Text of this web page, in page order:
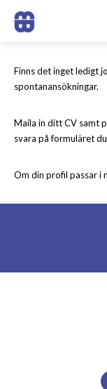
Finns det inget ledigt
spontanansökningar.
Maila in ditt CV samt
svara på formuläret
Om din profil passar i